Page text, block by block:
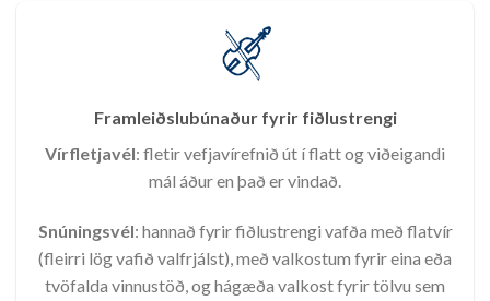
Framleiðslubúnaður fyrir fiðlustrengi
Vírfletjavél: fletir vefjavírefnið út í flatt og viðeigandi
mál áður en það er vindað.
Snúningsvél: hannað fyrir fiðlustrengi vafða með flatvír
(fleirri lög vafið valfrjálst), með valkostum fyrir eina eða
tvöfalda vinnustöð, og hágæða valkost fyrir tölvu sem